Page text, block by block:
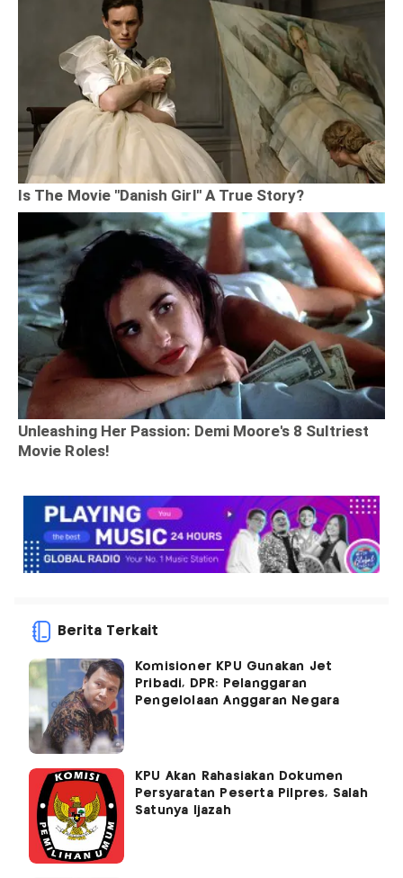
Berita Terkait
Komisioner KPU Gunakan Jet
Pribadi, DPR: Pelanggaran
Pengelolaan Anggaran Negara
KPU Akan Rahasiakan Dokumen
Persyaratan Peserta Pilpres, Salah
Satunya Ijazah